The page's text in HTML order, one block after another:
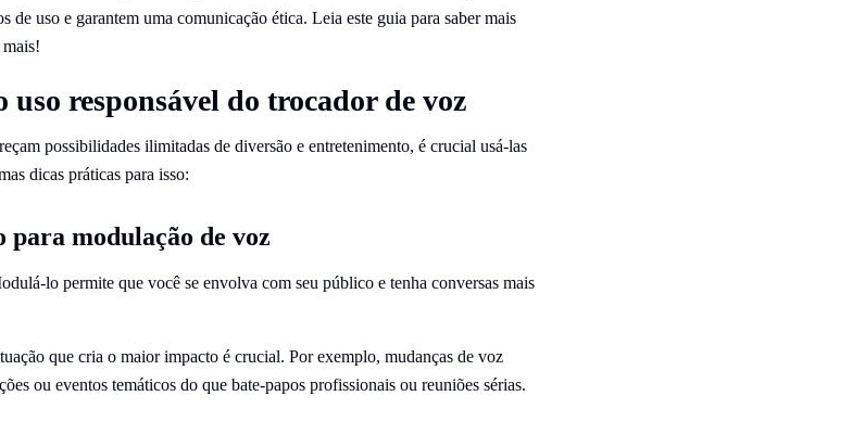
de uso e garantem uma comunicação ética. Leia este guia para saber mais
responsável do trocador de voz
possibilidades ilimitadas de diversão e entretenimento, é crucial usá-las
dicas práticas para isso:
para modulação de voz
lo permite que você se envolva com seu público e tenha conversas mais
que cria o maior impacto é crucial. Por exemplo, mudanças de voz
ou eventos temáticos do que bate-papos profissionais ou reuniões sérias.